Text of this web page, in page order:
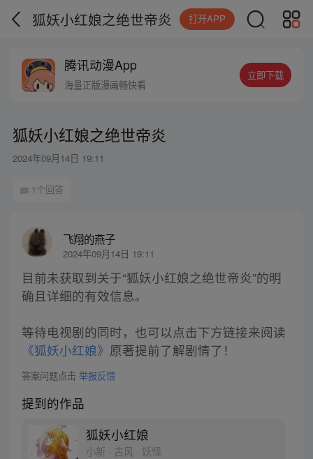
狐妖小红娘之绝世帝炎 打开APP
腾讯动漫App
海量正版漫画畅快看
立即下载
狐妖小红娘之绝世帝炎
2024年09月14日 19:11
1个回答
飞翔的燕子
2024年09月14日 19:11
目前未获取到关于“狐妖小红娘之绝世帝炎”的明
确且详细的有效信息。
等待电视剧的同时，也可以点击下方链接来阅读
《狐妖小红娘》 原著提前了解剧情了！
答案问题点击 举报反馈
提到的作品
狐妖小红娘
小新 · 古风 · 妖怪